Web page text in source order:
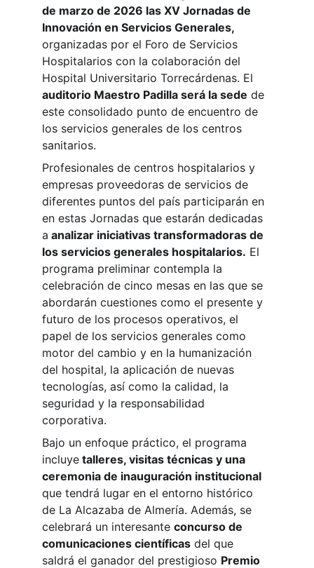
de marzo de 2026 las XV Jornadas de
Innovación en Servicios Generales,
organizadas por el Foro de Servicios
Hospitalarios con la colaboración del
Hospital Universitario Torrecárdenas. El
auditorio Maestro Padilla será la sede de
este consolidado punto de encuentro de
los servicios generales de los centros
sanitarios.
Profesionales de centros hospitalarios y
empresas proveedoras de servicios de
diferentes puntos del país participarán en
en estas Jornadas que estarán dedicadas
a analizar iniciativas transformadoras de
los servicios generales hospitalarios. El
programa preliminar contempla la
celebración de cinco mesas en las que se
abordarán cuestiones como el presente y
futuro de los procesos operativos, el
papel de los servicios generales como
motor del cambio y en la humanización
del hospital, la aplicación de nuevas
tecnologías, así como la calidad, la
seguridad y la responsabilidad
corporativa.
Bajo un enfoque práctico, el programa
incluye talleres, visitas técnicas y una
ceremonia de inauguración institucional
que tendrá lugar en el entorno histórico
de La Alcazaba de Almería. Además, se
celebrará un interesante concurso de
comunicaciones científicas del que
saldrá el ganador del prestigioso Premio